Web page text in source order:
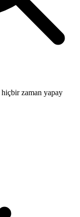
zaman yapay